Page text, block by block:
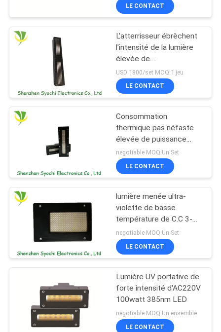
Lumière germicide
UV de LED
Système épuré à l'air
UV-C
Four de traitement
UV
21
LE CONTACT
L'atterrisseur ébrèchent
l'intensité de la lumière
élevée de
refroidissement par l'eau
de lumière UV de 800w
LED avec le réfrigérateur
USD 1800/set MOQ:1 jeu
LE CONTACT
Consommation
thermique pas néfaste
élevée de puissance
faible d'effet de lumière
UV de la puissance LED
negotiable MOQ:Un Set
LE CONTACT
lumière menée ultra-
violette de basse
température de C.C 3-
24V angle de
visualisation de 90/120
degré
negotiable MOQ:Un Set
LE CONTACT
Lumière UV portative de
forte intensité d'AC220V
100watt 385nm LED
negotiable MOQ:Un ensemble
LE CONTACT